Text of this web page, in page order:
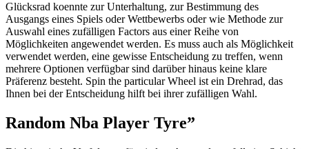
Glücksrad koennte zur Unterhaltung, zur Bestimmung des
Ausgangs eines Spiels oder Wettbewerbs oder wie Methode zur
Auswahl eines zufälligen Factors aus einer Reihe von
Möglichkeiten angewendet werden. Es muss auch als Möglichkeit
verwendet werden, eine gewisse Entscheidung zu treffen, wenn
mehrere Optionen verfügbar sind darüber hinaus keine klare
Präferenz besteht. Spin the particular Wheel ist ein Drehrad, das
Ihnen bei der Entscheidung hilft bei ihrer zufälligen Wahl.
Random Nba Player Tyre”